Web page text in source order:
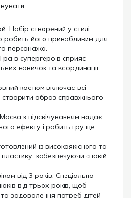
Набір створений у стилі
робить його привабливим для
персонажа.
в супергероїв сприяє
навичок та координації
костюм включає всі
створити образ справжнього
з підсвічуванням надає
ефекту і робить гру ще
із високоякісного та
забезпечуючи спокій
від 3 років: Спеціально
від трьох років, щоб
задоволення потреб дітей